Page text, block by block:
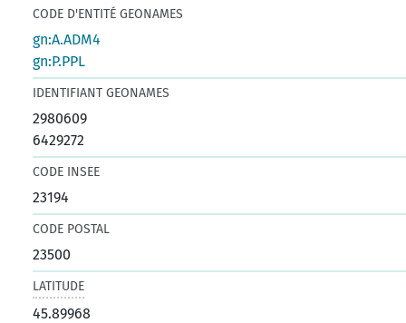
CODE D'ENTITÉ GEONAMES
gn:A.ADM4
gn:P.PPL
IDENTIFIANT GEONAMES
2980609
6429272
CODE INSEE
23194
CODE POSTAL
23500
LATITUDE
45.89968